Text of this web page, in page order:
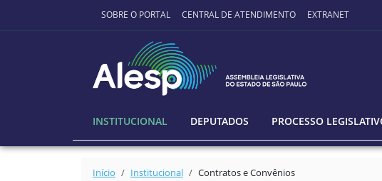
Ir para o conteúdo principal
SOBRE O PORTAL CENTRAL DE ATENDIMENTO EXTRANET
INSTITUCIONAL DEPUTADOS PROCESSO
Início Institucional Contratos e Convênios